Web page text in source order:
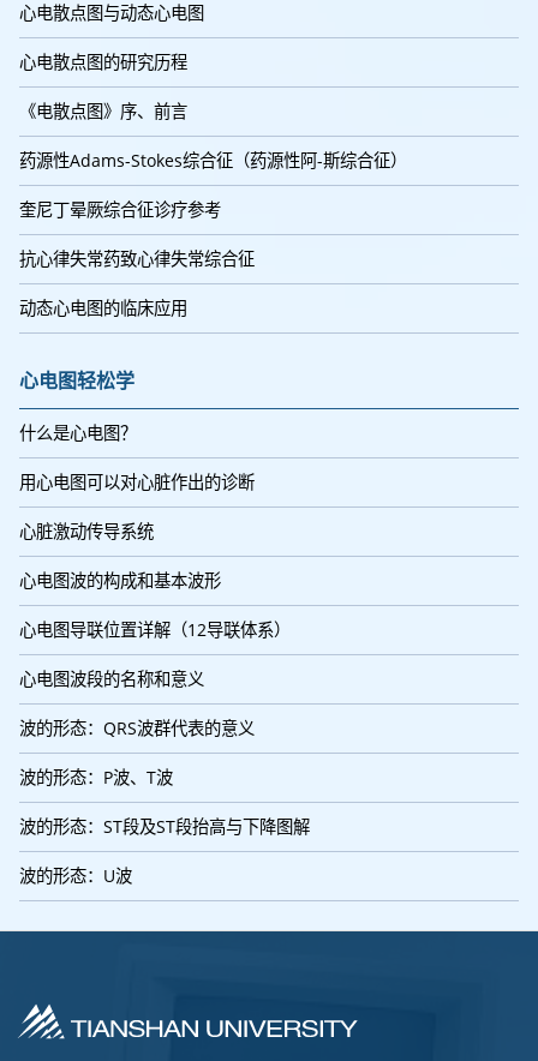
心电散点图与动态心电图
心电散点图的研究历程
《电散点图》序、前言
药源性Adams-Stokes综合征（药源性阿-斯综合征）
奎尼丁晕厥综合征诊疗参考
抗心律失常药致心律失常综合征
动态心电图的临床应用
心电图轻松学
什么是心电图？
用心电图可以对心脏作出的诊断
心脏激动传导系统
心电图波的构成和基本波形
心电图导联位置详解（12导联体系）
心电图波段的名称和意义
波的形态：QRS波群代表的意义
波的形态：P波、T波
波的形态：ST段及ST段抬高与下降图解
波的形态：U波